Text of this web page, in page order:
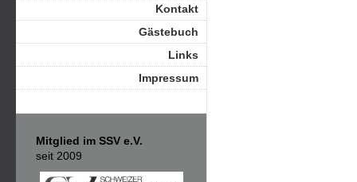
Kontakt
Gästebuch
Links
Impressum
Mitglied im SSV e.V.
seit 2009